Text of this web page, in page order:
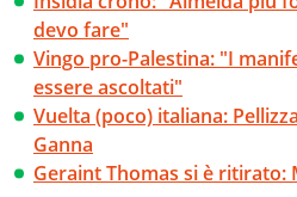
devo fare"
Vingo pro-Palestina: "I
essere ascoltati"
Vuelta (poco) italiana:
Ganna
Geraint Thomas si è ritirato: